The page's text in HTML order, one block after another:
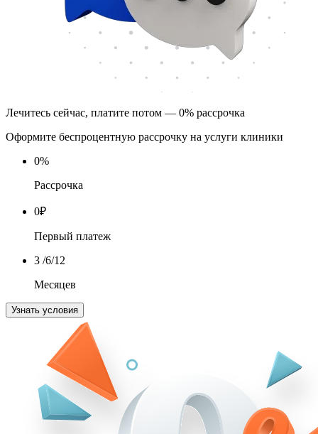
Лечитесь сейчас, платите потом — 0% рассрочка
Оформите беспроцентную рассрочку на услуги клиники
0%
Рассрочка
0₽
Первый платеж
3 /6/12
Месяцев
Узнать условия